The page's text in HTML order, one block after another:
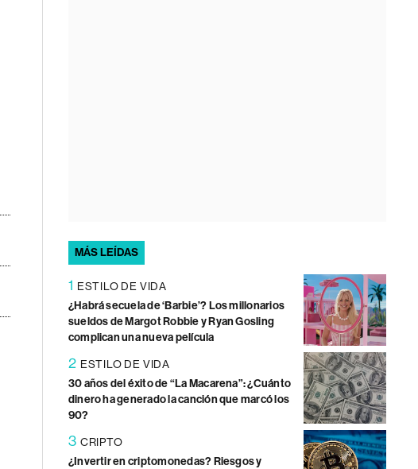
MÁS LEÍDAS
1 ESTILO DE VIDA
¿Habrá secuela de ‘Barbie’? Los millonarios
sueldos de Margot Robbie y Ryan Gosling
complican una nueva película
2 ESTILO DE VIDA
30 años del éxito de “La Macarena”: ¿Cuánto
dinero ha generado la canción que marcó los
90?
3 CRIPTO
¿Invertir en criptomonedas? Riesgos y